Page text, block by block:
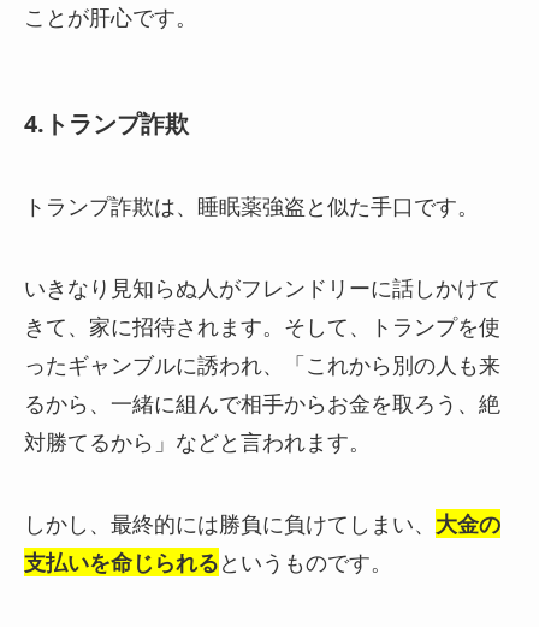
ことが肝心です。
4.トランプ詐欺
トランプ詐欺は、睡眠薬強盗と似た手口です。
いきなり見知らぬ人がフレンドリーに話しかけて
きて、家に招待されます。 そして、トランプを使
ったギャンブルに誘われ、「これから別の人も来
るから、一緒に組んで相手からお金を取ろう、絶
対勝てるから」などと言われます。
しかし、最終的には勝負に負けてしまい、 大金の
支払いを命じられるというものです。